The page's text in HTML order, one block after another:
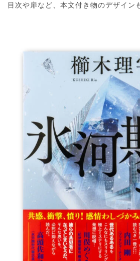
目次や扉など、本文付き物のデザイン